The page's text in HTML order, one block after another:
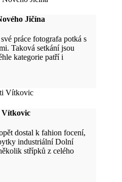
Jičína
práce fotografa potká s
Taková setkání jsou
kategorie patří i
Vítkovic
dostal k fahion focení,
industriální Dolní
střípků z celého